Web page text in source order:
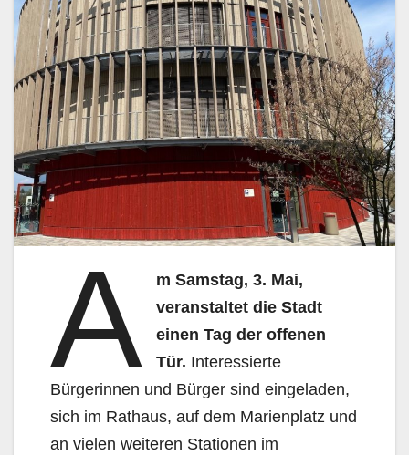
A
m Samstag, 3. Mai,
veranstaltet die Stadt
einen Tag der offenen
Tür. Interessierte
Bürgerinnen und Bürger sind eingeladen,
sich im Rathaus, auf dem Marienplatz und
an vielen weiteren Stationen im